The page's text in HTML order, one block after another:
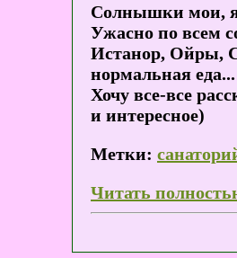
Солнышки мои, я
Ужасно по всем
Истанор, Ойры,
нормальная еда...
Хочу все-все
и интересное)
Метки:
Читать